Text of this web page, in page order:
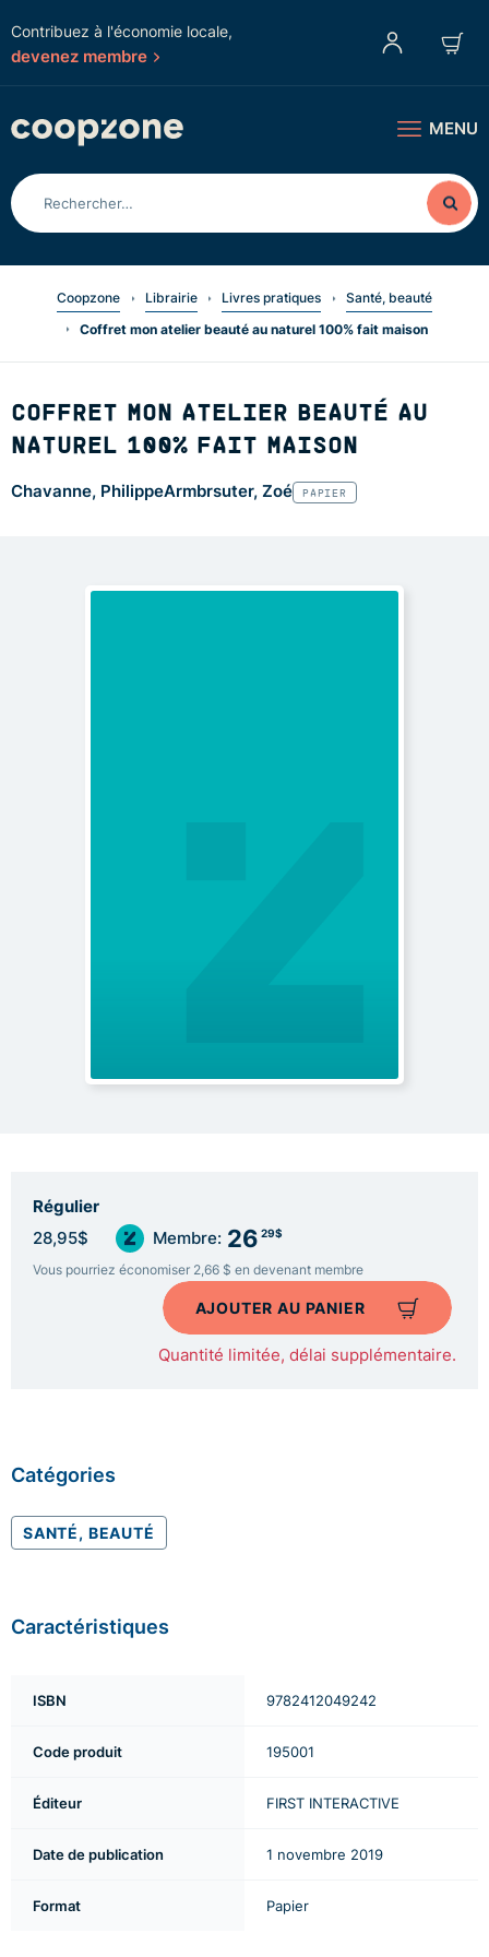
Contribuez à l'économie locale,
devenez membre
MENU
Coopzone Librairie Livres pratiques
Santé, beauté
Coffret mon atelier beauté au naturel 100% fait maison
COFFRET MON ATELIER BEAUTÉ AU
NATUREL 100% FAIT MAISON
Chavanne, PhilippeArmbrsuter, Zoé PAPIER
Régulier
28,95$ Membre: 26 29$
Vous pourriez économiser 2,66 $ en devenant membre
AJOUTER AU PANIER
Quantité limitée, délai supplémentaire.
Catégories
SANTÉ, BEAUTÉ
Caractéristiques
ISBN 9782412049242
Code produit 195001
Éditeur FIRST INTERACTIVE
Date de publication 1 novembre 2019
Format Papier